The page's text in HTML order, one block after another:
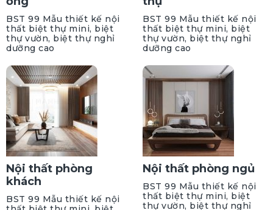
BST 99 Mẫu thiết kế nội
thất biệt thự mini, biệt
thự vườn, biệt thự nghỉ
dưỡng cao
BST 99 Mẫu thiết kế nội
thất biệt thự mini, biệt
thự vườn, biệt thự nghỉ
dưỡng cao
Nội thất phòng
khách
BST 99 Mẫu thiết kế nội
Nội thất phòng ngủ
BST 99 Mẫu thiết kế nội
thất biệt thự mini, biệt
thự vườn, biệt thự nghỉ